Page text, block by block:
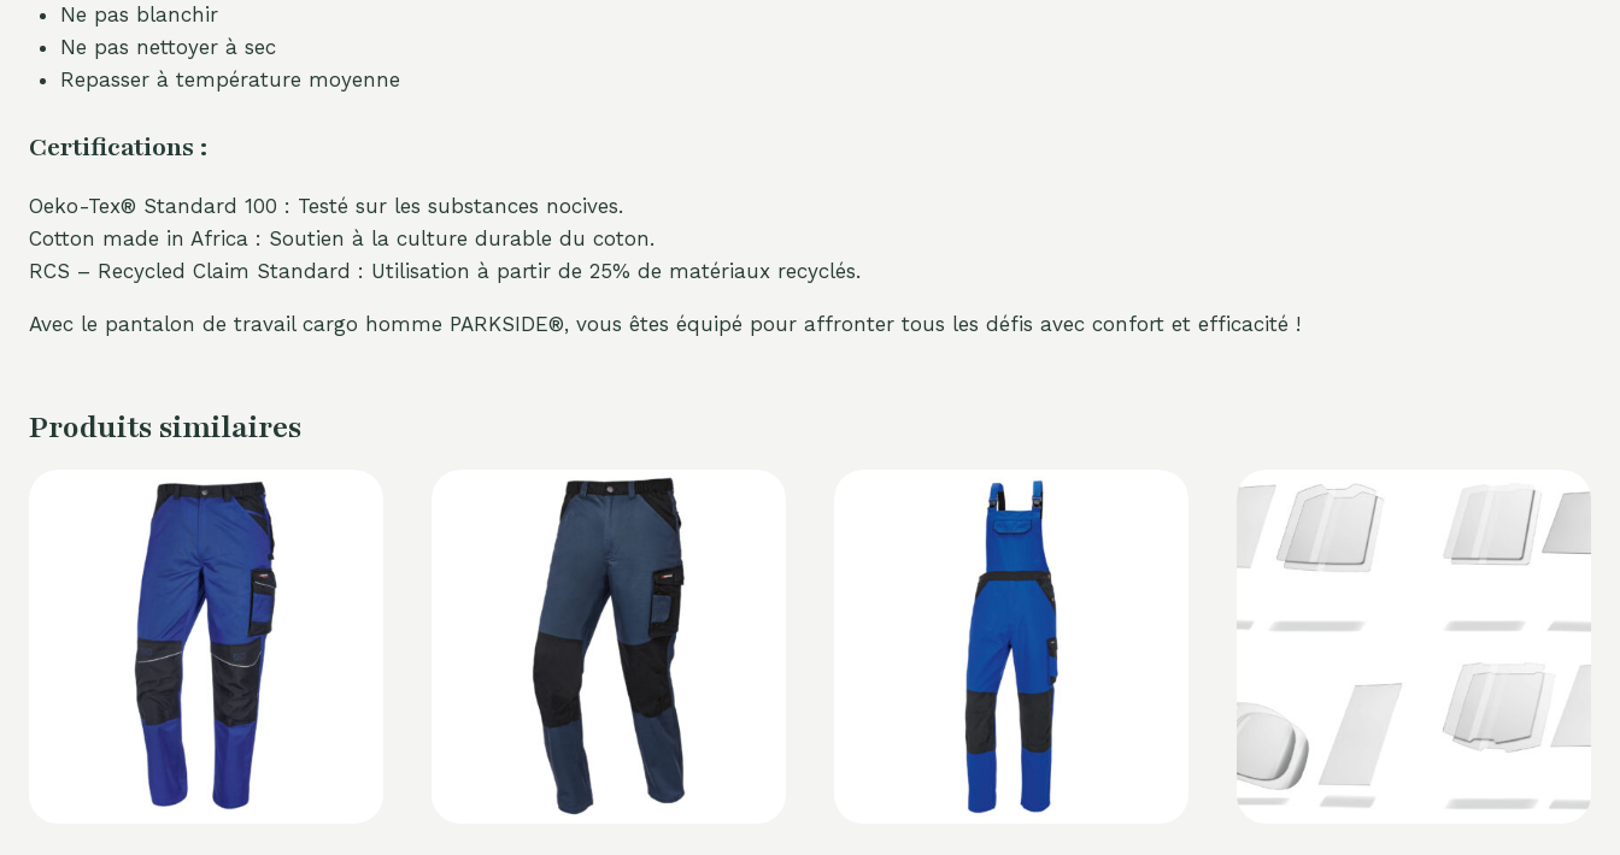
Ne pas blanchir
Ne pas nettoyer à sec
Repasser à température moyenne
Certifications :
Oeko-Tex® Standard 100 : Testé sur les substances nocives.
Cotton made in Africa : Soutien à la culture durable du coton.
RCS – Recycled Claim Standard : Utilisation à partir de 25% de matériaux recyclés.
Avec le pantalon de travail cargo homme PARKSIDE®, vous êtes équipé pour affronter tous les défis avec confort et efficacité !
Produits similaires